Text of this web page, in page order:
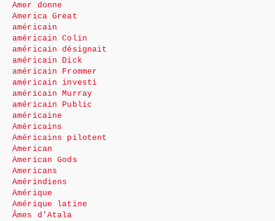
Amer donne
America Great
américain
américain Colin
américain désignait
américain Dick
américain Frommer
américain investi
américain Murray
américain Public
américaine
Américains
Américains pilotent
American
American Gods
Americans
Amérindiens
Amérique
Amérique latine
Âmes d’Atala